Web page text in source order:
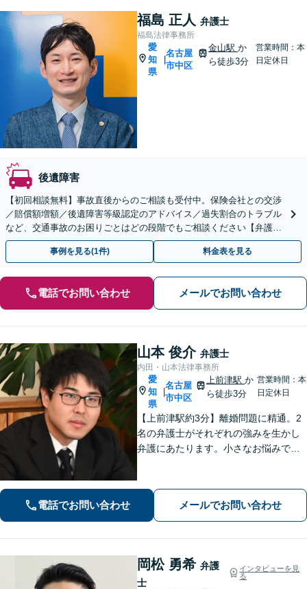
福島 正人 弁護士
福島法律事務所
愛
知
県
名古屋
市中区
金山駅 か
ら徒歩3分
営業時間：本
日定休日
後遺障害
【初回相談無料】事故直後からのご相談も受付中。保険会社との交渉
／賠償額増額／後遺障害等級認定のアドバイス／過失割合のトラブル
など、交通事故のお困りごとはどの段階でもご相談ください【弁護士
費用特約の利用可】【夜間・休日相談可】【金山駅5分】
事例を見る(1件) 料金表を見る
電話でお問い合わせ メールでお問い合わせ
山本 俊介 弁護士
内田・山本法律事務所
愛
知
県
|
名古屋
市中区
上前津駅か
ら徒歩3分
営業時間：本
日定休日
【上前津駅約3分】離婚問題に精通。2
名の弁護士がそれぞれの強みを生かし
弁護にあたります。小さなお悩みで
イスを行います！【初回相談無料】
電話でお問い合わせ メールでお問い合わせ
岡松 勇希 弁護
士
インタビューを見
る